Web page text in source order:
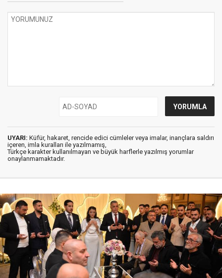
UYARI: Küfür, hakaret, rencide edici cümleler veya imalar, inançlara saldırı
içeren, imla kuralları ile yazılmamış,
Türkçe karakter kullanılmayan ve büyük harflerle yazılmış yorumlar
onaylanmamaktadır.